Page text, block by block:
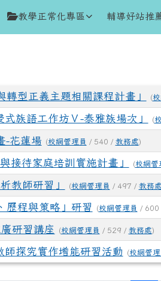
教學正常化專區 輔導好站推
轉型正義主題相關課程計畫」 (校
式族語工作坊Ⅴ-泰雅族場次」 (
-花蓮場 (校網管理員 / 540 / 教務處)
接待家庭培訓實施計畫」 (校網管
教師研習」 (校網管理員 / 497 / 教務處
歷程與策略」研習 (校網管理員 / 600
研習講座 (校網管理員 / 529 / 教務處)
探究實作增能研習活動 (校網管理